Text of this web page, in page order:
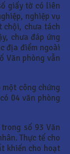
giấy tờ có liên
nghiệp vụ
chội, chưa tách
chưa đáp ứng
địa điểm ngoài
Văn phòng vẫn
công chứng
04 văn phòng
số 93 Văn
Thực tế cho
khiến cho hoạt